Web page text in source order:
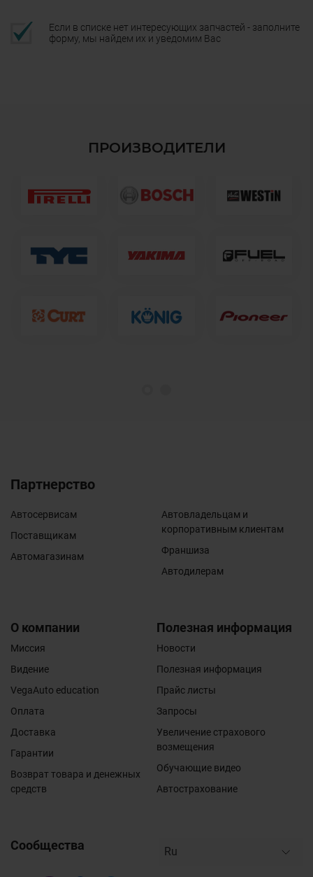
Если в списке нет интересующих запчастей - заполните
форму, мы найдем их и уведомим Вас
ПРОИЗВОДИТЕЛИ
Партнерство
Автосервисам
Поставщикам
Автомагазинам
Автовладельцам и
корпоративным клиентам
Франшиза
Автодилерам
О компании
Миссия
Видение
VegaAuto education
Оплата
Доставка
Гарантии
Возврат товара и денежных
средств
Полезная информация
Новости
Полезная информация
Прайс листы
Запросы
Увеличение страхового
возмещения
Обучающие видео
Автострахование
Сообщества